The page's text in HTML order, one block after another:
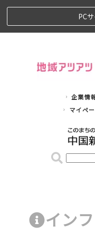
PC
企業情
マイペ
イン